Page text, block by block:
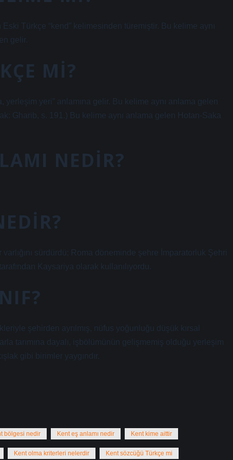
Türkçe “kend” kelimesinden türemiştir. Bu kelime aynı
gelir.
MI?
yerleşim yeri” anlamına gelir. Bu kelime aynı anlama gelen
Gharib, s. 191.) Bu kelime aynı anlama gelen Hotan-Saka
NEDIR?
sürdürdü; Roma döneminde şehre İmparatorluk Şehri
Kaysariya olarak kullanılıyordu.
şehirden ayrılmış, nüfus yoğunluğu düşük kırsal
tarımına dayalı, işbölümünün gelişmemiş olduğu yerleşim
gibi birimler yaygındır.
bölgesi nedir Kent eş anlamı nedir Kent kime aittir
Kent olma kriterleri nelerdir Kent sözcüğü Türkçe mi